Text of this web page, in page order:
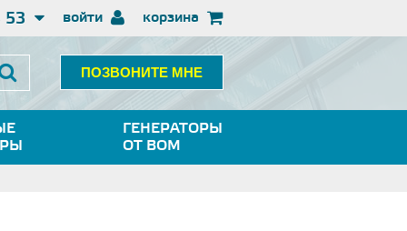
войти
53 корзина
ПОЗВОНИТЕ МНЕ
ГЕНЕРАТОРЫ
ОТ ВОМ